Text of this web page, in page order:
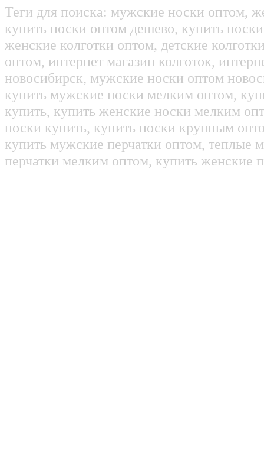
Теги для поиска: мужские носки оптом,
купить носки оптом дешево, купить
женские колготки оптом, детские
оптом, интернет магазин колготок,
новосибирск, мужские носки оптом
купить мужские носки мелким оптом,
купить, купить женские носки мелким
носки купить, купить носки крупным
купить мужские перчатки оптом, теплые
перчатки мелким оптом, купить женские